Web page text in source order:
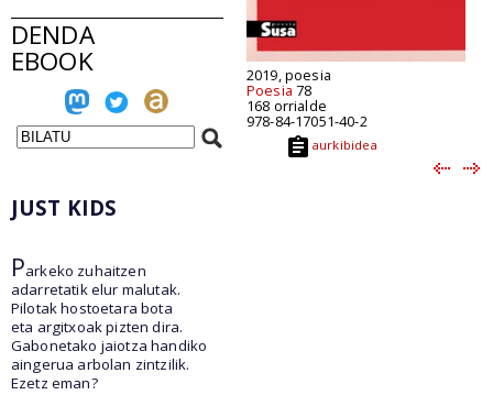
DENDA
EBOOK 2019, poesia
Poesia 78
168 orrialde
978-84-17051-40-2
aurkibidea
JUST KIDS
Parkeko zuhaitzen
adarretatik elur malutak.
Pilotak hostoetara bota
eta argitxoak pizten dira.
Gabonetako jaiotza handiko
aingerua arbolan zintzilik.
Ezetz eman?